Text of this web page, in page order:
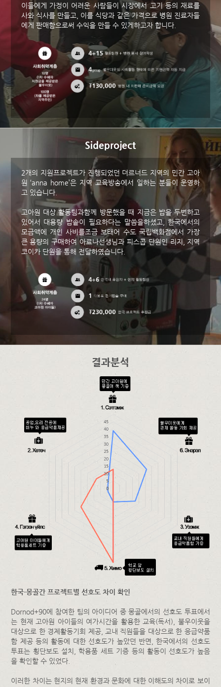
이들에게 가정이 어려운 사람들이 시장에서 고기 등의 재료를
사와 식사를 만들고, 이를 식당과 같은 가격으로 병원 진료자들
에게 판매함으로써 수익을 만들 수 있게하고자 합니다.
Sideproject
2개의 지원프로젝트가 진행되었던 더르너드 지역의 민간 고아
원 ‘anna home’은 지역 교육방송에서 일하는 분들이 운영하
고 있습니다.
고아원 대상 활동팀과함께 방문했을 때 지금은 밥을 두번하고
있어서 대용량 밥솥이 필요하다는 말씀을하셨고, 한국에서의
모금액에 개인 사비를조금 보태어 수도 국립백화점에서 가장
큰 용량의 구매하여 아료나선생님과 피스콥 단원인 리지, 지역
코이카 단원을 통해 전달하였습니다.
결과분석
한국-몽골간 프로젝트별 선호도 차이 확인
Dornod+90에 참여한 팀의 아이디어 중 몽골에서의 선호도 투표에서
는 현재 고아원 아이들의 여가시간을 활용한 교육(독서), 불우이웃을
대상으로 한 경제활동기회 제공, 교내 직원들을 대상으로 한 응급약품
함 제공 등의 활동에 대한 선호도가 높았던 반면, 한국에서의 선호도
투표는 횡단보도 설치, 학용품 세트 기증 등의 활동이 선호도가 높음
을 확인할 수 있었다.
이러한 차이는 현지의 현재 환경과 문화에 대한 이해도의 차이로 보이